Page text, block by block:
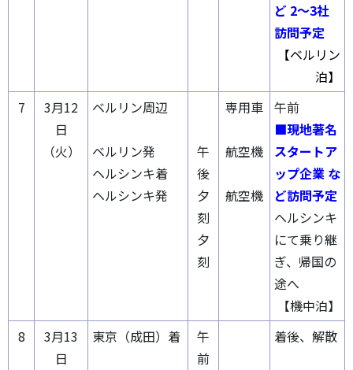
ど 2～3社
訪問予定
【ベルリン
泊】
7
3月12
日
（火）
ベルリン周辺
ベルリン発
ヘルシンキ着
ヘルシンキ発
午
後
夕
刻
夕
刻
専用車
航空機
航空機
午前
■現地著名
スタートア
ップ企業 な
ど訪問予定
ヘルシンキ
にて乗り継
ぎ、帰国の
途へ
【機中泊】
8
3月13
日
東京（成田）着
午
前
着後、解散